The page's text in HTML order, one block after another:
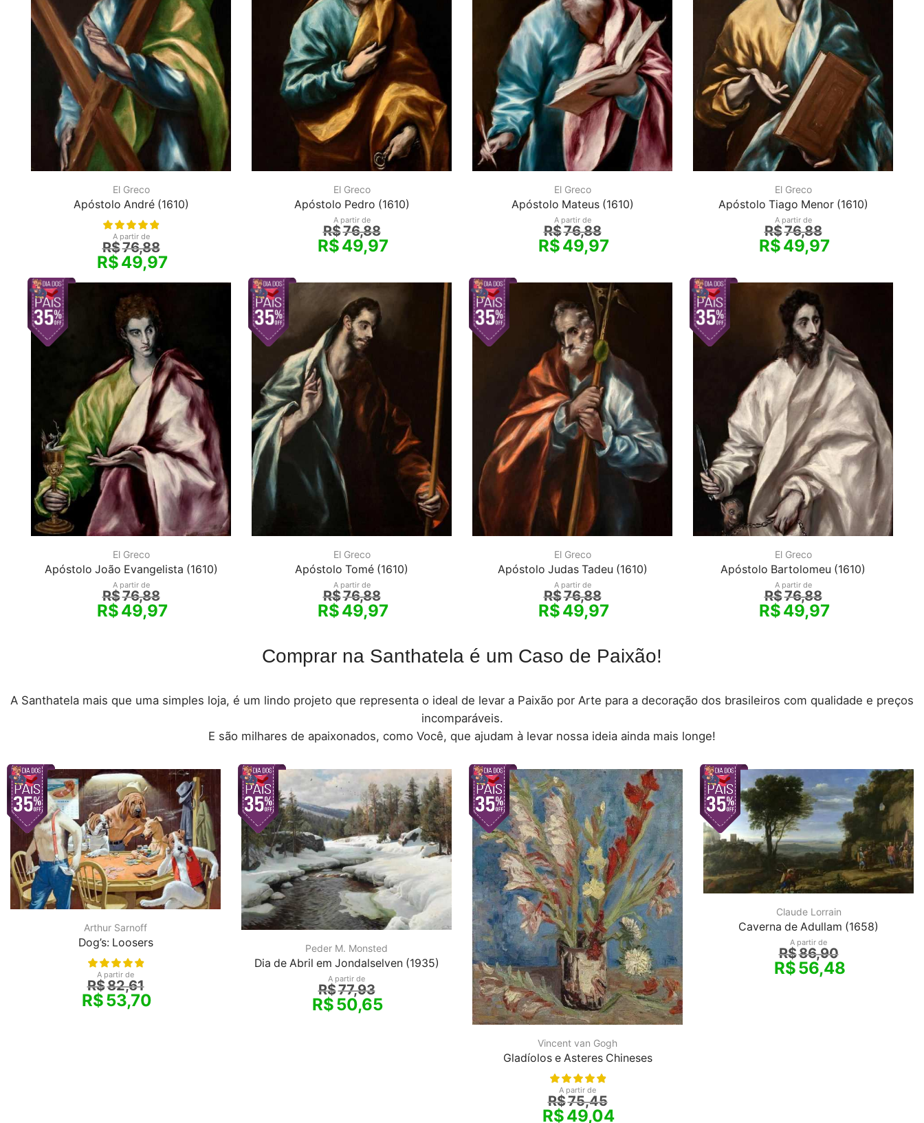
El Greco
Apóstolo André (1610)
A partir de
R$76,88
R$49,97
El Greco
Apóstolo Pedro (1610)
A partir de
R$76,88
R$49,97
El Greco
Apóstolo Mateus (1610)
A partir de
R$76,88
R$49,97
El Greco
Apóstolo Tiago Menor (1610)
A partir de
R$76,88
R$49,97
El Greco
Apóstolo João Evangelista (1610)
A partir de
R$76,88
R$49,97
El Greco
Apóstolo Tomé (1610)
A partir de
R$76,88
R$49,97
El Greco
Apóstolo Judas Tadeu (1610)
A partir de
R$76,88
R$49,97
El Greco
Apóstolo Bartolomeu (1610)
A partir de
R$76,88
R$49,97
Comprar na Santhatela é um Caso de Paixão!
A Santhatela mais que uma simples loja, é um lindo projeto que representa o ideal de levar a Paixão por Arte para a decoração dos brasileiros com qualidade e preços
incomparáveis.
E são milhares de apaixonados, como Você, que ajudam à levar nossa ideia ainda mais longe!
Arthur Sarnoff
Dog’s: Loosers
A partir de
R$82,61
R$53,70
Peder M. Monsted
Dia de Abril em Jondalselven (1935)
A partir de
R$77,93
R$50,65
Vincent van Gogh
Gladíolos e Asteres Chineses
A partir de
R$75,45
R$49,04
Claude Lorrain
Caverna de Adullam (1658)
A partir de
R$86,90
R$56,48